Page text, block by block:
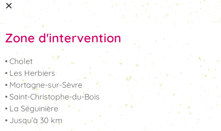
Zone d'intervention
• Cholet
• Les Herbiers
• Mortagne-sur-Sèvre
• Saint-Christophe-du-Bois
• La Séguinière
• Jusqu’à 30 km